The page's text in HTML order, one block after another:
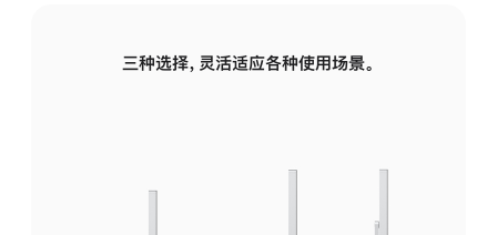
三种选择，灵活适应各种使用场景。